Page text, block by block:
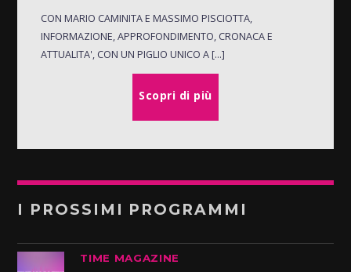
CON MARIO CAMINITA E MASSIMO PISCIOTTA,
INFORMAZIONE, APPROFONDIMENTO, CRONACA E
ATTUALITA', CON UN PIGLIO UNICO A [...]
Scopri di più
I PROSSIMI PROGRAMMI
TIME MAGAZINE